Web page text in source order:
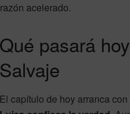
acelerado.
Qué pasará
Salvaje
El capítulo de hoy arranca